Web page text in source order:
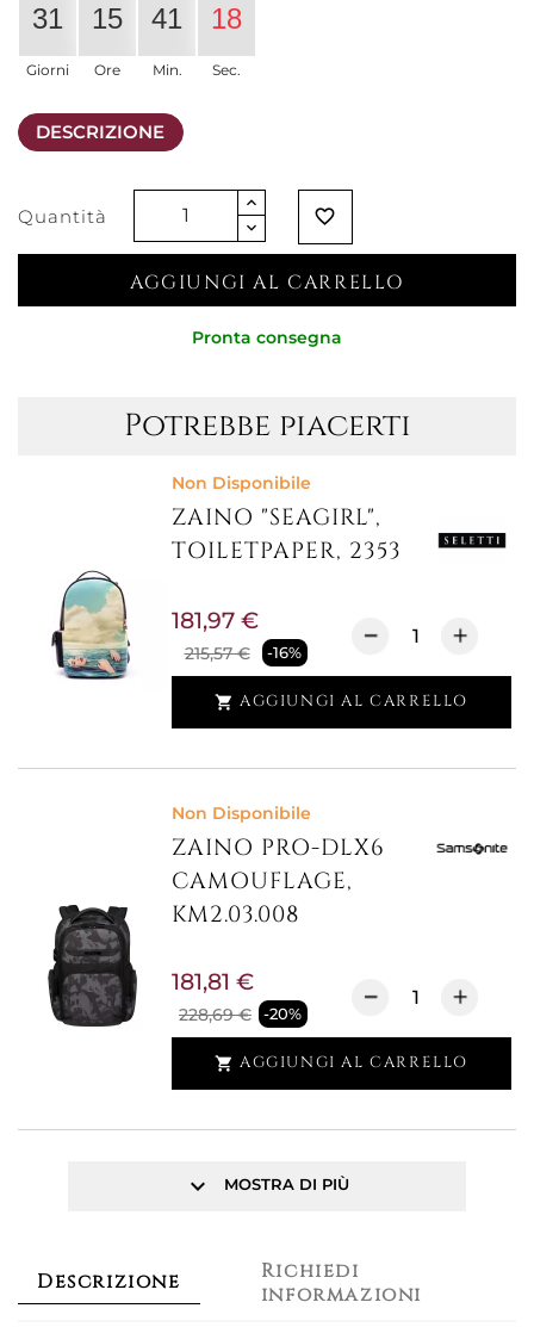
31
Giorni
15
Ore
41
Min.
18
Sec.
DESCRIZIONE
Quantità favorite_border
AGGIUNGI AL CARRELLO
Pronta consegna
Potrebbe piacerti
Non Disponibile
ZAINO "SEAGIRL",
TOILETPAPER, 2353
215,57 € -16%
181,97 €
 AGGIUNGI AL CARRELLO
Non Disponibile
ZAINO PRO-DLX6
CAMOUFLAGE,
KM2.03.008
228,69 € -20%
181,81 €
 AGGIUNGI AL CARRELLO
keyboard_arrow_down MOSTRA DI PIÙ
Descrizione
Richiedi
informazioni